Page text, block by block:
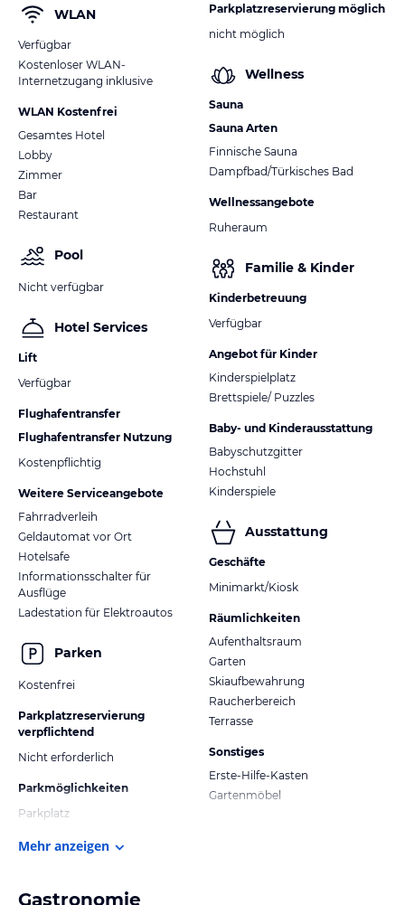
WLAN
Verfügbar
Kostenloser WLAN-
Internetzugang inklusive
WLAN Kostenfrei
Gesamtes Hotel
Lobby
Zimmer
Bar
Restaurant
Pool
Nicht verfügbar
Hotel Services
Lift
Verfügbar
Flughafentransfer
Flughafentransfer Nutzung
Kostenpflichtig
Weitere Serviceangebote
Fahrradverleih
Geldautomat vor Ort
Hotelsafe
Informationsschalter für
Ausflüge
Ladestation für Elektroautos
Parken
Kostenfrei
Parkplatzreservierung
verpflichtend
Nicht erforderlich
Parkmöglichkeiten
Parkplatz
Parkplatzreservierung möglich
nicht möglich
Wellness
Sauna
Sauna Arten
Finnische Sauna
Dampfbad/Türkisches Bad
Wellnessangebote
Ruheraum
Familie & Kinder
Kinderbetreuung
Verfügbar
Angebot für Kinder
Kinderspielplatz
Brettspiele/ Puzzles
Baby- und Kinderausstattung
Babyschutzgitter
Hochstuhl
Kinderspiele
Ausstattung
Geschäfte
Minimarkt/Kiosk
Räumlichkeiten
Aufenthaltsraum
Garten
Skiaufbewahrung
Raucherbereich
Terrasse
Sonstiges
Erste-Hilfe-Kasten
Gartenmöbel
Mehr anzeigen
Gastronomie